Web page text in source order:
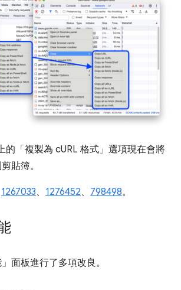
「複製為 cURL 格式」 選項現在會將
貼簿。
1267033、 1276452、 798498。
面板進行了多項改良。